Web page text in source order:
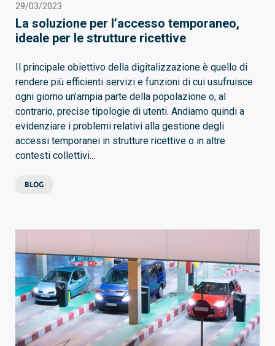
29/03/2023
La soluzione per l’accesso temporaneo,
ideale per le strutture ricettive
Il principale obiettivo della digitalizzazione è quello di
rendere più efficienti servizi e funzioni di cui usufruisce
ogni giorno un’ampia parte della popolazione o, al
contrario, precise tipologie di utenti. Andiamo quindi a
evidenziare i problemi relativi alla gestione degli
accessi temporanei in strutture ricettive o in altre
contesti collettivi...
BLOG